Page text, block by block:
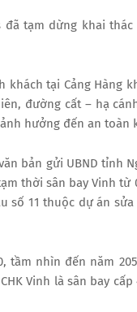
tạm dừng khai thác
khách tại Cảng Hàng
đường cất – hạ
hưởng đến an toàn
bản gửi UBND tỉnh
thời sân bay Vinh từ
số 11 thuộc dự án
tầm nhìn đến năm
Vinh là sân bay cấp